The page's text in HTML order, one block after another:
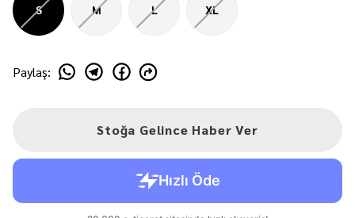
S M L XL
Paylaş:
Stoğa Gelince Haber Ver